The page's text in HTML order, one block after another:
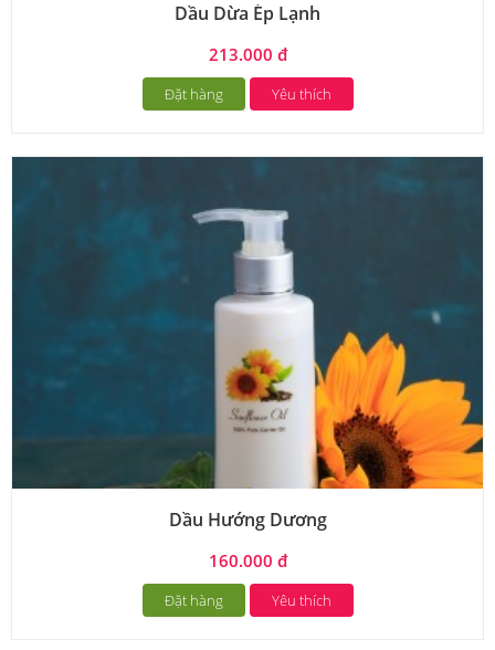
Dầu Dừa Ép Lạnh
213.000 đ
Đặt hàng Yêu thích
Dầu Hướng Dương
160.000 đ
Đặt hàng Yêu thích